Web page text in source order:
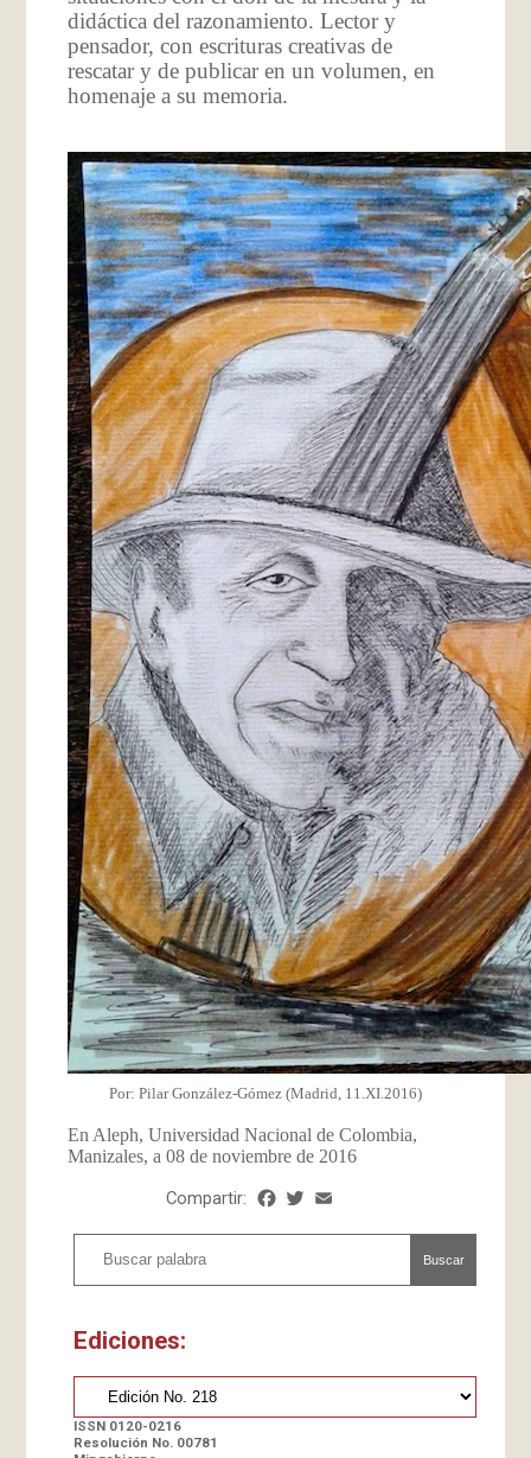
didáctica del razonamiento. Lector y
pensador, con escrituras creativas de
rescatar y de publicar en un volumen, en
homenaje a su memoria.
Por: Pilar González-Gómez (Madrid, 11.XI.2016)
En Aleph, Universidad Nacional de Colombia,
Manizales, a 08 de noviembre de 2016
Compartir: Facebook
Twitter
Buscar
Ediciones:
ISSN 0120-0216
Resolución No. 00781